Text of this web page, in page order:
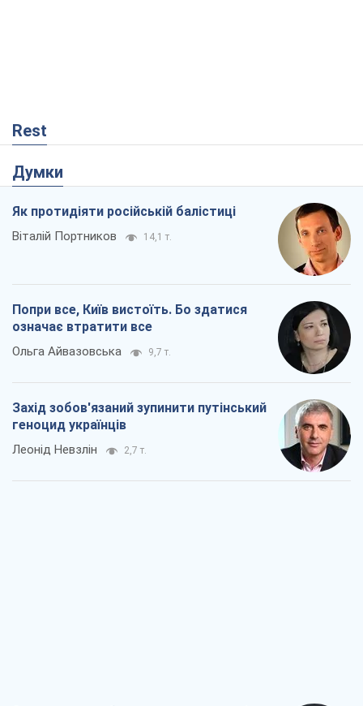
Rest
Думки
Як протидіяти російській балістиці
Віталій Портников 14,1 т.
Попри все, Київ вистоїть. Бо здатися
означає втратити все
Ольга Айвазовська 9,7 т.
Захід зобов'язаний зупинити путінський
геноцид українців
Леонід Невзлін 2,7 т.